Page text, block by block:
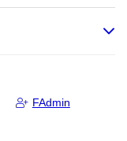
FAdmin